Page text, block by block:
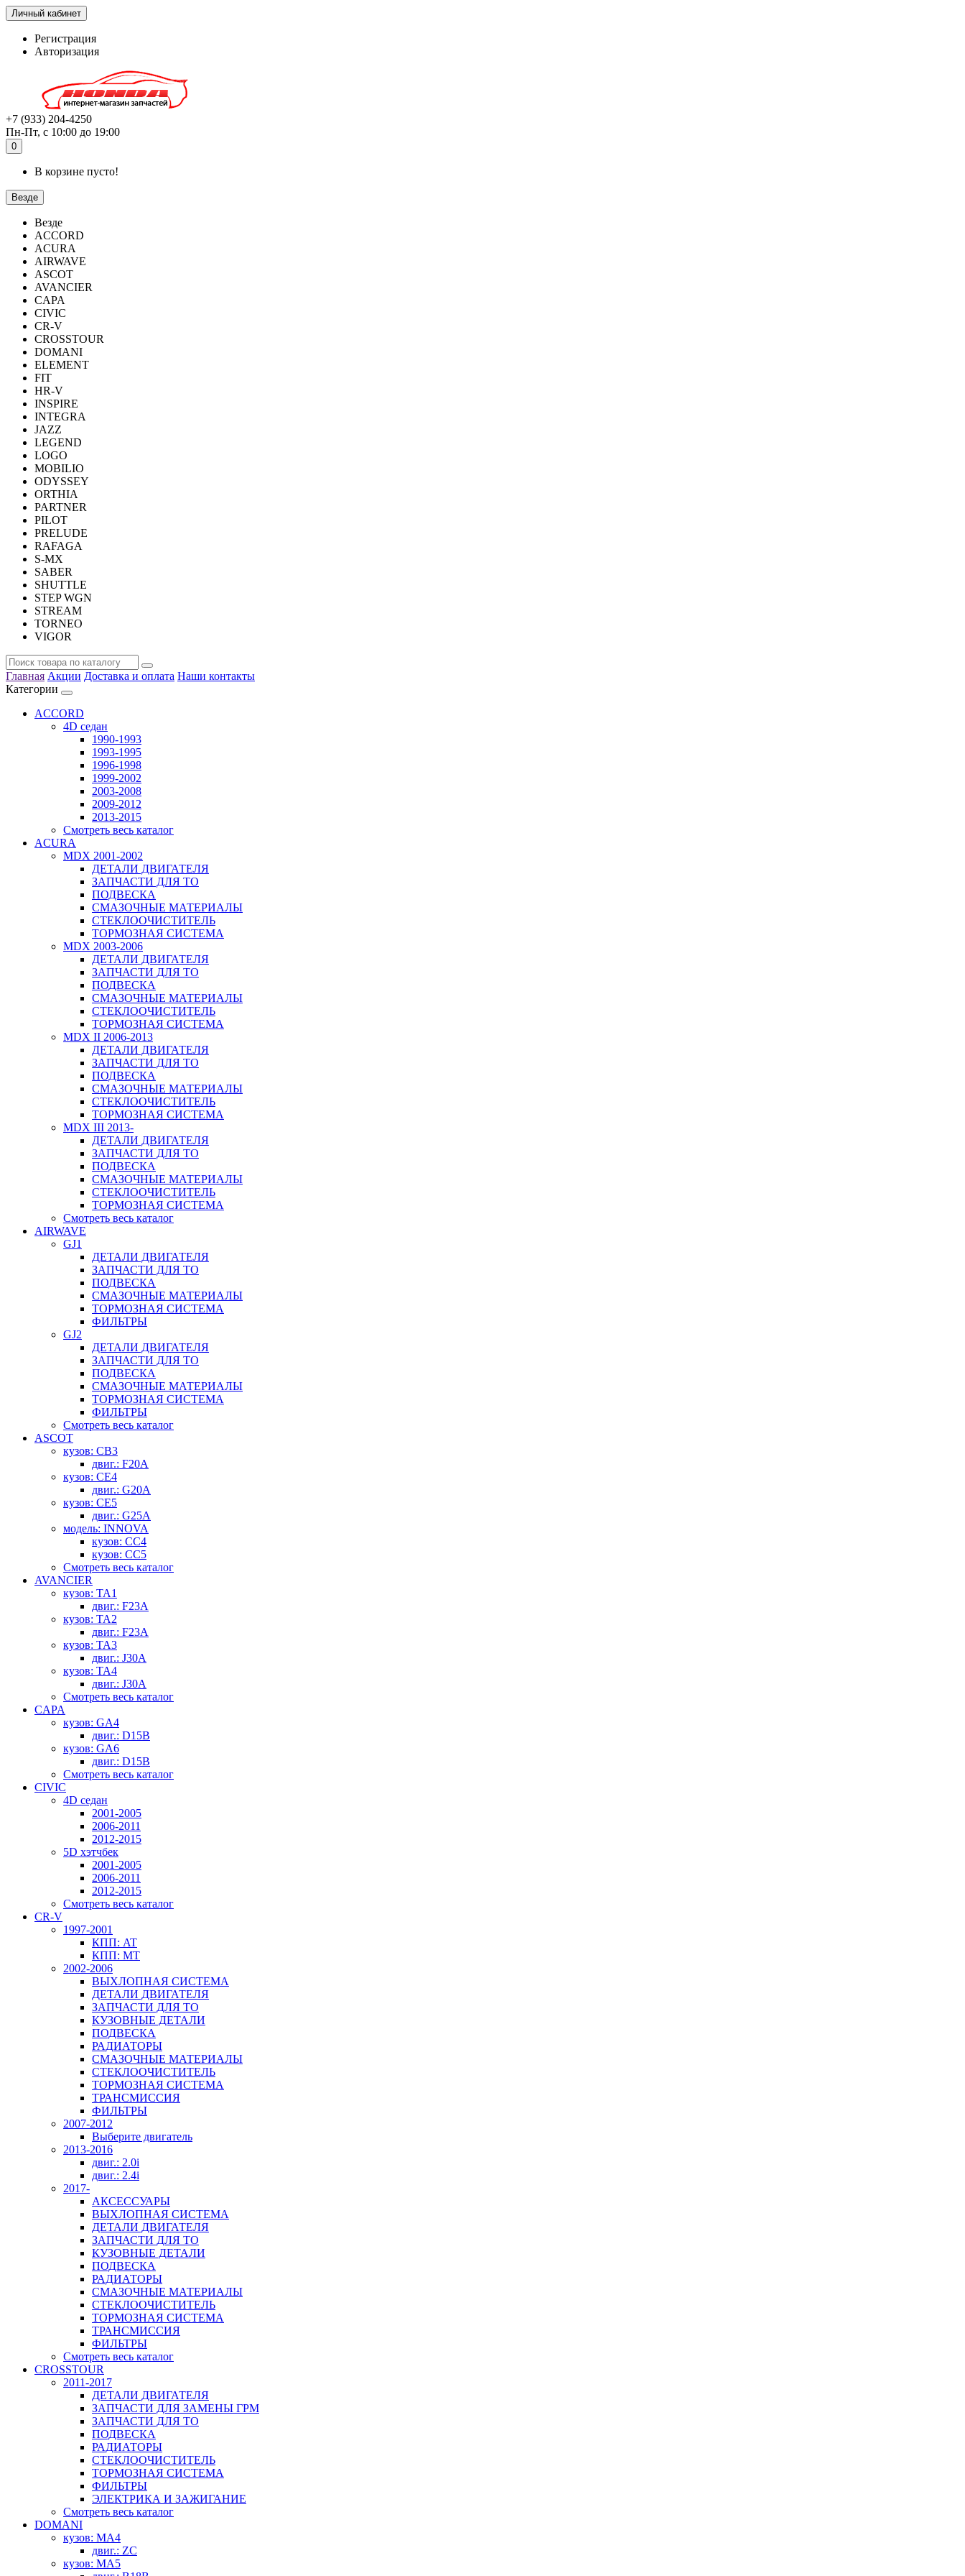
Личный кабинет
Регистрация
Авторизация
+7 (933) 204-4250
Пн-Пт, с 10:00 до 19:00
0
В корзине пусто!
Везде
Везде
ACCORD
ACURA
AIRWAVE
ASCOT
AVANCIER
CAPA
CIVIC
CR-V
CROSSTOUR
DOMANI
ELEMENT
FIT
HR-V
INSPIRE
INTEGRA
JAZZ
LEGEND
LOGO
MOBILIO
ODYSSEY
ORTHIA
PARTNER
PILOT
PRELUDE
RAFAGA
S-MX
SABER
SHUTTLE
STEP WGN
STREAM
TORNEO
VIGOR
Главная Акции Доставка и оплата Наши контакты
Категории
ACCORD
4D седан
1990-1993
1993-1995
1996-1998
1999-2002
2003-2008
2009-2012
2013-2015
Смотреть весь каталог
ACURA
MDX 2001-2002
ДЕТАЛИ ДВИГАТЕЛЯ
ЗАПЧАСТИ ДЛЯ ТО
ПОДВЕСКА
СМАЗОЧНЫЕ МАТЕРИАЛЫ
СТЕКЛООЧИСТИТЕЛЬ
ТОРМОЗНАЯ СИСТЕМА
MDX 2003-2006
ДЕТАЛИ ДВИГАТЕЛЯ
ЗАПЧАСТИ ДЛЯ ТО
ПОДВЕСКА
СМАЗОЧНЫЕ МАТЕРИАЛЫ
СТЕКЛООЧИСТИТЕЛЬ
ТОРМОЗНАЯ СИСТЕМА
MDX II 2006-2013
ДЕТАЛИ ДВИГАТЕЛЯ
ЗАПЧАСТИ ДЛЯ ТО
ПОДВЕСКА
СМАЗОЧНЫЕ МАТЕРИАЛЫ
СТЕКЛООЧИСТИТЕЛЬ
ТОРМОЗНАЯ СИСТЕМА
MDX III 2013-
ДЕТАЛИ ДВИГАТЕЛЯ
ЗАПЧАСТИ ДЛЯ ТО
ПОДВЕСКА
СМАЗОЧНЫЕ МАТЕРИАЛЫ
СТЕКЛООЧИСТИТЕЛЬ
ТОРМОЗНАЯ СИСТЕМА
Смотреть весь каталог
AIRWAVE
GJ1
ДЕТАЛИ ДВИГАТЕЛЯ
ЗАПЧАСТИ ДЛЯ ТО
ПОДВЕСКА
СМАЗОЧНЫЕ МАТЕРИАЛЫ
ТОРМОЗНАЯ СИСТЕМА
ФИЛЬТРЫ
GJ2
ДЕТАЛИ ДВИГАТЕЛЯ
ЗАПЧАСТИ ДЛЯ ТО
ПОДВЕСКА
СМАЗОЧНЫЕ МАТЕРИАЛЫ
ТОРМОЗНАЯ СИСТЕМА
ФИЛЬТРЫ
Смотреть весь каталог
ASCOT
кузов: CB3
двиг.: F20A
кузов: CE4
двиг.: G20A
кузов: CE5
двиг.: G25A
модель: INNOVA
кузов: CC4
кузов: CC5
Смотреть весь каталог
AVANCIER
кузов: TA1
двиг.: F23A
кузов: TA2
двиг.: F23A
кузов: TA3
двиг.: J30A
кузов: TA4
двиг.: J30A
Смотреть весь каталог
CAPA
кузов: GA4
двиг.: D15B
кузов: GA6
двиг.: D15B
Смотреть весь каталог
CIVIC
4D седан
2001-2005
2006-2011
2012-2015
5D хэтчбек
2001-2005
2006-2011
2012-2015
Смотреть весь каталог
CR-V
1997-2001
КПП: AT
КПП: MT
2002-2006
ВЫХЛОПНАЯ СИСТЕМА
ДЕТАЛИ ДВИГАТЕЛЯ
ЗАПЧАСТИ ДЛЯ ТО
КУЗОВНЫЕ ДЕТАЛИ
ПОДВЕСКА
РАДИАТОРЫ
СМАЗОЧНЫЕ МАТЕРИАЛЫ
СТЕКЛООЧИСТИТЕЛЬ
ТОРМОЗНАЯ СИСТЕМА
ТРАНСМИССИЯ
ФИЛЬТРЫ
2007-2012
Выберите двигатель
2013-2016
двиг.: 2.0i
двиг.: 2.4i
2017-
АКСЕССУАРЫ
ВЫХЛОПНАЯ СИСТЕМА
ДЕТАЛИ ДВИГАТЕЛЯ
ЗАПЧАСТИ ДЛЯ ТО
КУЗОВНЫЕ ДЕТАЛИ
ПОДВЕСКА
РАДИАТОРЫ
СМАЗОЧНЫЕ МАТЕРИАЛЫ
СТЕКЛООЧИСТИТЕЛЬ
ТОРМОЗНАЯ СИСТЕМА
ТРАНСМИССИЯ
ФИЛЬТРЫ
Смотреть весь каталог
CROSSTOUR
2011-2017
ДЕТАЛИ ДВИГАТЕЛЯ
ЗАПЧАСТИ ДЛЯ ЗАМЕНЫ ГРМ
ЗАПЧАСТИ ДЛЯ ТО
ПОДВЕСКА
РАДИАТОРЫ
СТЕКЛООЧИСТИТЕЛЬ
ТОРМОЗНАЯ СИСТЕМА
ФИЛЬТРЫ
ЭЛЕКТРИКА И ЗАЖИГАНИЕ
Смотреть весь каталог
DOMANI
кузов: MA4
двиг.: ZC
кузов: MA5